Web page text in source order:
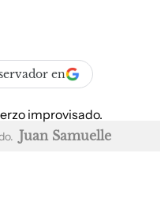
en
Juan Samuelle